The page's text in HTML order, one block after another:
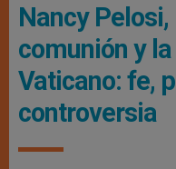
Nancy
comunión y
Vaticano: fe,
controversia